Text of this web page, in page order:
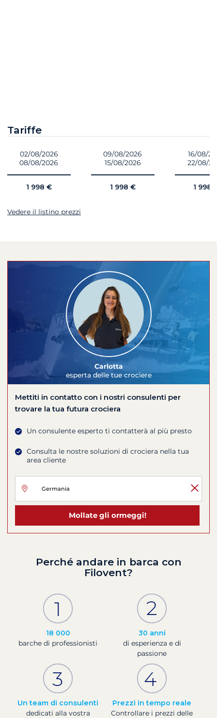
Tariffe
02/08/2026
08/08/2026
1 998 €
09/08/2026
15/08/2026
1 998 €
16/08/
22/08/
1 998
Vedere il listino prezzi
Carlotta
esperta delle tue crociere
Mettiti in contatto con i nostri consulenti per
trovare la tua futura crociera
Un consulente esperto ti contatterà al più presto
Consulta le nostre soluzioni di crociera nella tua
area cliente
Mollate gli ormeggi!
Perché andare in barca con
Filovent?
18 000
barche di professionisti
30 anni
di esperienza e di
passione
Un team di consulenti
dedicati alla vostra
Prezzi in tempo reale
Controllare i prezzi delle